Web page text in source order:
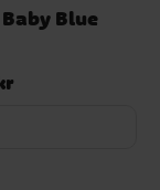
Blue